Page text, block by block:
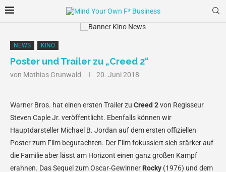
NEWS KINO
Poster und Trailer zu „Creed 2“
von Mathias Grunwald 20. Juni 2018
Warner Bros. hat einen ersten Trailer zu Creed 2von Regisseur
Steven Caple Jr. veröffentlicht. Ebenfalls können wir
Hauptdarsteller Michael B. Jordan auf dem ersten offiziellen
Poster zum Film begutachten. Der Film fokussiert sich stärker auf
die Familie aber lässt am Horizont einen ganz großen Kampf
erahnen. Das Sequel zum Oscar-Gewinner Rocky (1976) und dem